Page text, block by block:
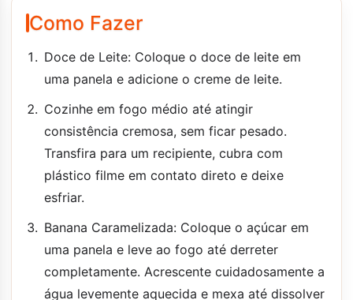
Como Fazer
Doce de Leite: Coloque o doce de leite em
uma panela e adicione o creme de leite.
Cozinhe em fogo médio até atingir
consistência cremosa, sem ficar pesado.
Transfira para um recipiente, cubra com
plástico filme em contato direto e deixe
esfriar.
Banana Caramelizada: Coloque o açúcar em
uma panela e leve ao fogo até derreter
completamente. Acrescente cuidadosamente a
água levemente aquecida e mexa até dissolver